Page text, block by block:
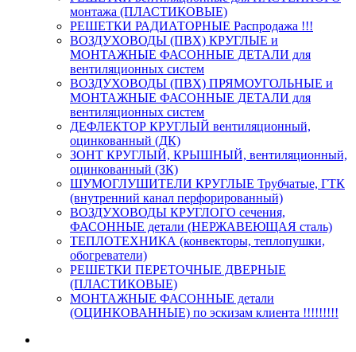
монтажа (ПЛАСТИКОВЫЕ)
РЕШЕТКИ РАДИАТОРНЫЕ Распродажа !!!
ВОЗДУХОВОДЫ (ПВХ) КРУГЛЫЕ и
МОНТАЖНЫЕ ФАСОННЫЕ ДЕТАЛИ для
вентиляционных систем
ВОЗДУХОВОДЫ (ПВХ) ПРЯМОУГОЛЬНЫЕ и
МОНТАЖНЫЕ ФАСОННЫЕ ДЕТАЛИ для
вентиляционных систем
ДЕФЛЕКТОР КРУГЛЫЙ вентиляционный,
оцинкованный (ДК)
ЗОНТ КРУГЛЫЙ, КРЫШНЫЙ, вентиляционный,
оцинкованный (ЗК)
ШУМОГЛУШИТЕЛИ КРУГЛЫЕ Трубчатые, ГТК
(внутренний канал перфорированный)
ВОЗДУХОВОДЫ КРУГЛОГО сечения,
ФАСОННЫЕ детали (НЕРЖАВЕЮЩАЯ сталь)
ТЕПЛОТЕХНИКА (конвекторы, теплопушки,
обогреватели)
РЕШЕТКИ ПЕРЕТОЧНЫЕ ДВЕРНЫЕ
(ПЛАСТИКОВЫЕ)
МОНТАЖНЫЕ ФАСОННЫЕ детали
(ОЦИНКОВАННЫЕ) по эскизам клиента !!!!!!!!!